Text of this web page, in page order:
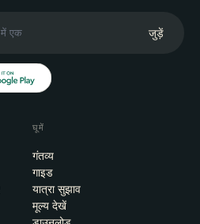
जुड़ें
घूमें
गंतव्य
गाइड
यात्रा सुझाव
मूल्य देखें